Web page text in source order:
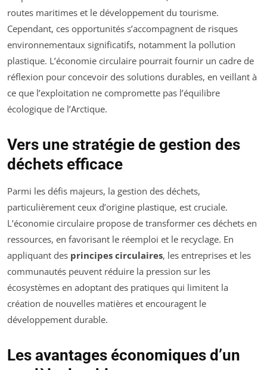
routes maritimes et le développement du tourisme.
Cependant, ces opportunités s’accompagnent de risques
environnementaux significatifs, notamment la pollution
plastique. L’économie circulaire pourrait fournir un cadre de
réflexion pour concevoir des solutions durables, en veillant à
ce que l’exploitation ne compromette pas l’équilibre
écologique de l’Arctique.
Vers une stratégie de gestion des
déchets efficace
Parmi les défis majeurs, la gestion des déchets,
particulièrement ceux d’origine plastique, est cruciale.
L’économie circulaire propose de transformer ces déchets en
ressources, en favorisant le réemploi et le recyclage. En
appliquant des principes circulaires, les entreprises et les
communautés peuvent réduire la pression sur les
écosystèmes en adoptant des pratiques qui limitent la
création de nouvelles matières et encouragent le
développement durable.
Les avantages économiques d’un